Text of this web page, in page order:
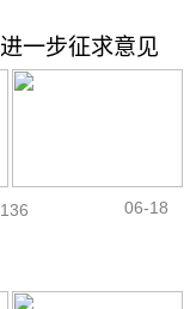
一步征求意见
06-18